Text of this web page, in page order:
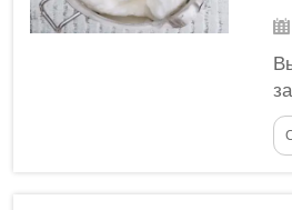
этом...